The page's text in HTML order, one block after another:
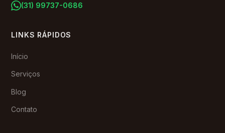
(31) 99737-0686
LINKS RÁPIDOS
Início
Serviços
Blog
Contato